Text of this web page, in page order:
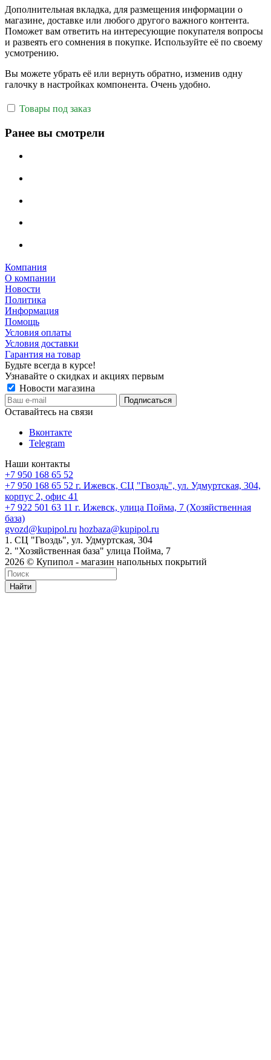
Дополнительная вкладка, для размещения информации о
магазине, доставке или любого другого важного контента.
Поможет вам ответить на интересующие покупателя вопросы
и развеять его сомнения в покупке. Используйте её по своему
усмотрению.
Вы можете убрать её или вернуть обратно, изменив одну
галочку в настройках компонента. Очень удобно.
Товары под заказ
Ранее вы смотрели
Компания
О компании
Новости
Политика
Информация
Помощь
Условия оплаты
Условия доставки
Гарантия на товар
Будьте всегда в курсе!
Узнавайте о скидках и акциях первым
Новости магазина
Оставайтесь на связи
Вконтакте
Telegram
Наши контакты
+7 950 168 65 52
+7 950 168 65 52 г. Ижевск, СЦ "Гвоздь", ул. Удмуртская, 304,
корпус 2, офис 41
+7 922 501 63 11 г. Ижевск, улица Пойма, 7 (Хозяйственная
база)
gvozd@kupipol.ru hozbaza@kupipol.ru
1. СЦ "Гвоздь", ул. Удмуртская, 304
2. "Хозяйственная база" улица Пойма, 7
2026 © Купипол - магазин напольных покрытий
Найти